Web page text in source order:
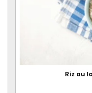
Riz au